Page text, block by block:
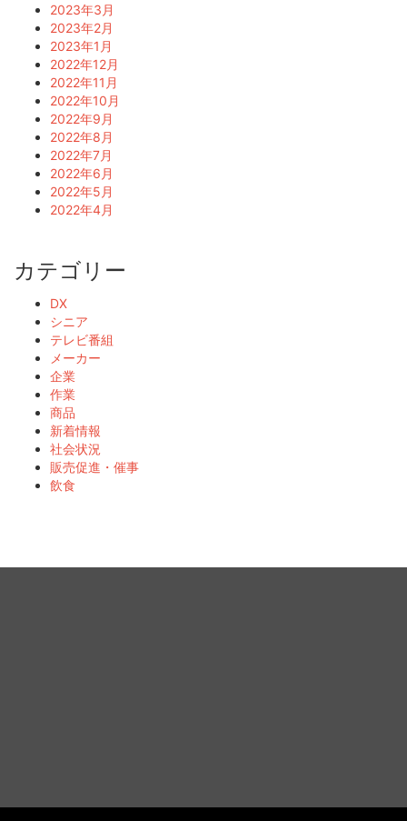
2023年3月
2023年2月
2023年1月
2022年12月
2022年11月
2022年10月
2022年9月
2022年8月
2022年7月
2022年6月
2022年5月
2022年4月
カテゴリー
DX
シニア
テレビ番組
メーカー
企業
作業
商品
新着情報
社会状況
販売促進・催事
飲食